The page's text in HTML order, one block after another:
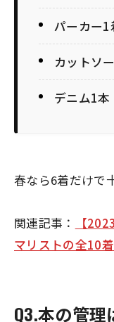
パーカー1
カットソ
デニム1本
春なら6着だけで
関連記事：
【
マリストの全10
Q3.本の管